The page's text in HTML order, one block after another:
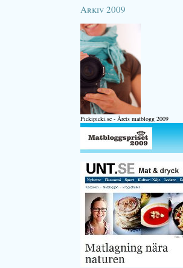
Arkiv 2009
Pickipicki.se - Årets matblogg 2009